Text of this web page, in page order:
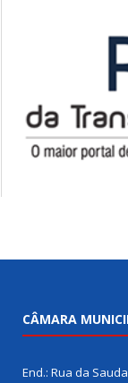
CÂMARA
End.: Rua da